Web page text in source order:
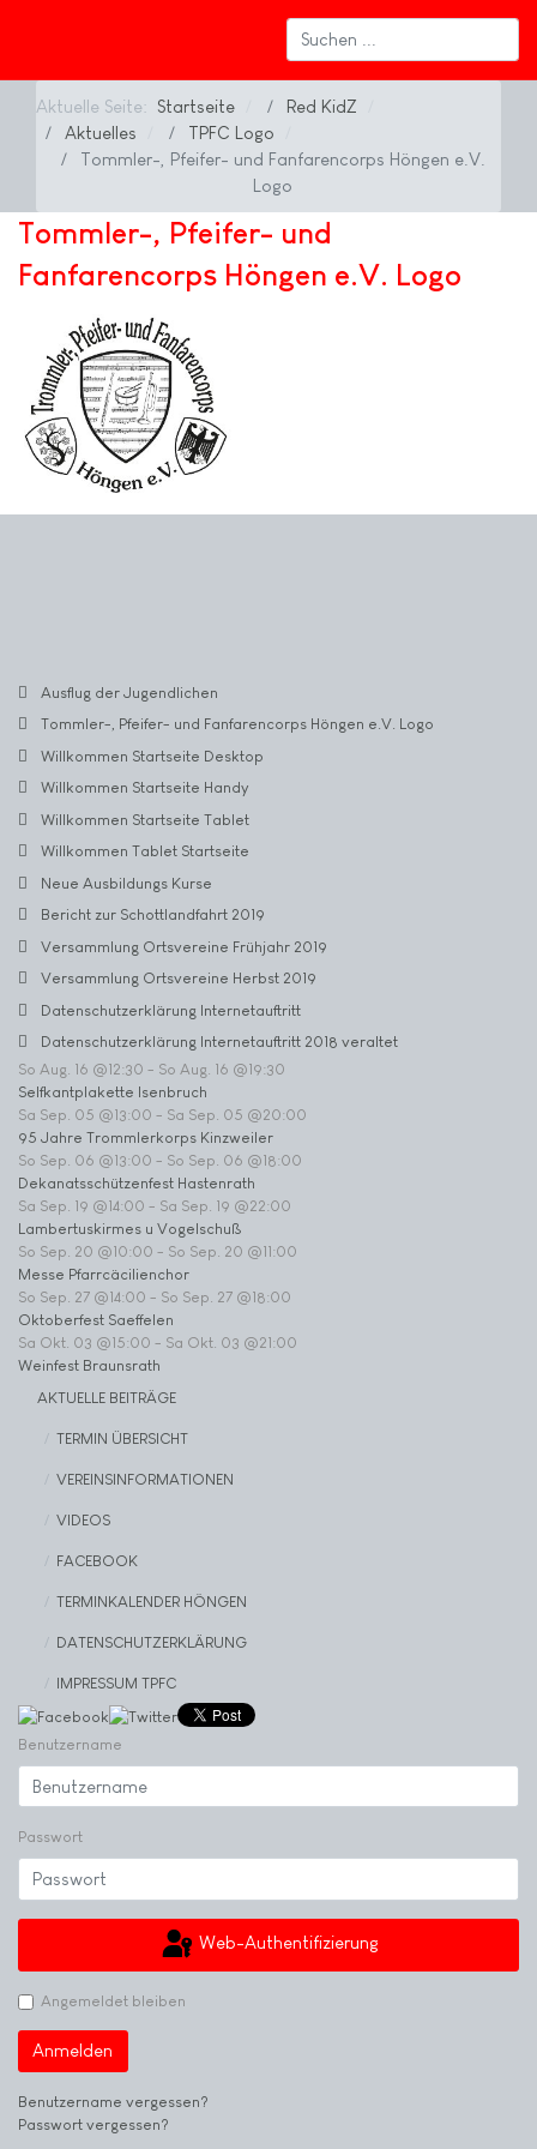
Aktuelle Seite: Startseite
Red KidZ
Aktuelles
TPFC Logo
Tommler-, Pfeifer- und Fanfarencorps Höngen e.V.
Logo
Tommler-, Pfeifer- und
Fanfarencorps Höngen e.V. Logo
Ausflug der Jugendlichen
Tommler-, Pfeifer- und Fanfarencorps Höngen e.V. Logo
Willkommen Startseite Desktop
Willkommen Startseite Handy
Willkommen Startseite Tablet
Willkommen Tablet Startseite
Neue Ausbildungs Kurse
Bericht zur Schottlandfahrt 2019
Versammlung Ortsvereine Frühjahr 2019
Versammlung Ortsvereine Herbst 2019
Datenschutzerklärung Internetauftritt
Datenschutzerklärung Internetauftritt 2018 veraltet
So Aug. 16 @12:30 - So Aug. 16 @19:30
Selfkantplakette Isenbruch
Sa Sep. 05 @13:00 - Sa Sep. 05 @20:00
95 Jahre Trommlerkorps Kinzweiler
So Sep. 06 @13:00 - So Sep. 06 @18:00
Dekanatsschützenfest Hastenrath
Sa Sep. 19 @14:00 - Sa Sep. 19 @22:00
Lambertuskirmes u Vogelschuß
So Sep. 20 @10:00 - So Sep. 20 @11:00
Messe Pfarrcäcilienchor
So Sep. 27 @14:00 - So Sep. 27 @18:00
Oktoberfest Saeffelen
Sa Okt. 03 @15:00 - Sa Okt. 03 @21:00
Weinfest Braunsrath
AKTUELLE BEITRÄGE
TERMIN ÜBERSICHT
VEREINSINFORMATIONEN
VIDEOS
FACEBOOK
TERMINKALENDER HÖNGEN
DATENSCHUTZERKLÄRUNG
IMPRESSUM TPFC
Benutzername
Passwort
Web-Authentifizierung
Angemeldet bleiben
Anmelden
Benutzername vergessen?
Passwort vergessen?